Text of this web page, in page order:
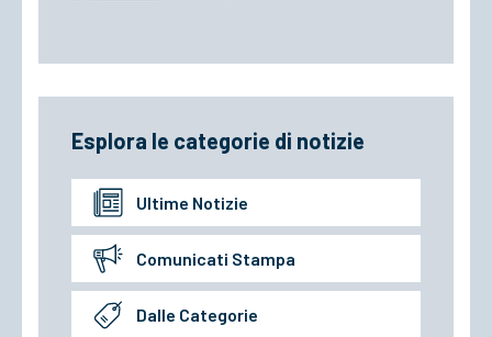
Esplora le categorie di notizie
Ultime Notizie
Comunicati Stampa
Dalle Categorie